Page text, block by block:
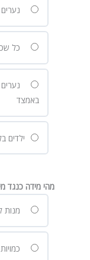
כל
באמצד
ילדים
מהי מידה כנגד
מנות